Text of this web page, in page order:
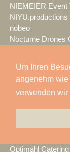
Um Ihren
angenehm
verwenden
NIEMEIER Event
NIYU.productions
nobeo
Nocturne Drones
NÜSSLI
Oblong Industries
Octopus
OKG-AV
Optimahl Catering